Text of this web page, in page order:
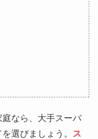
なら、大手スーパ
選びましょう。
ス